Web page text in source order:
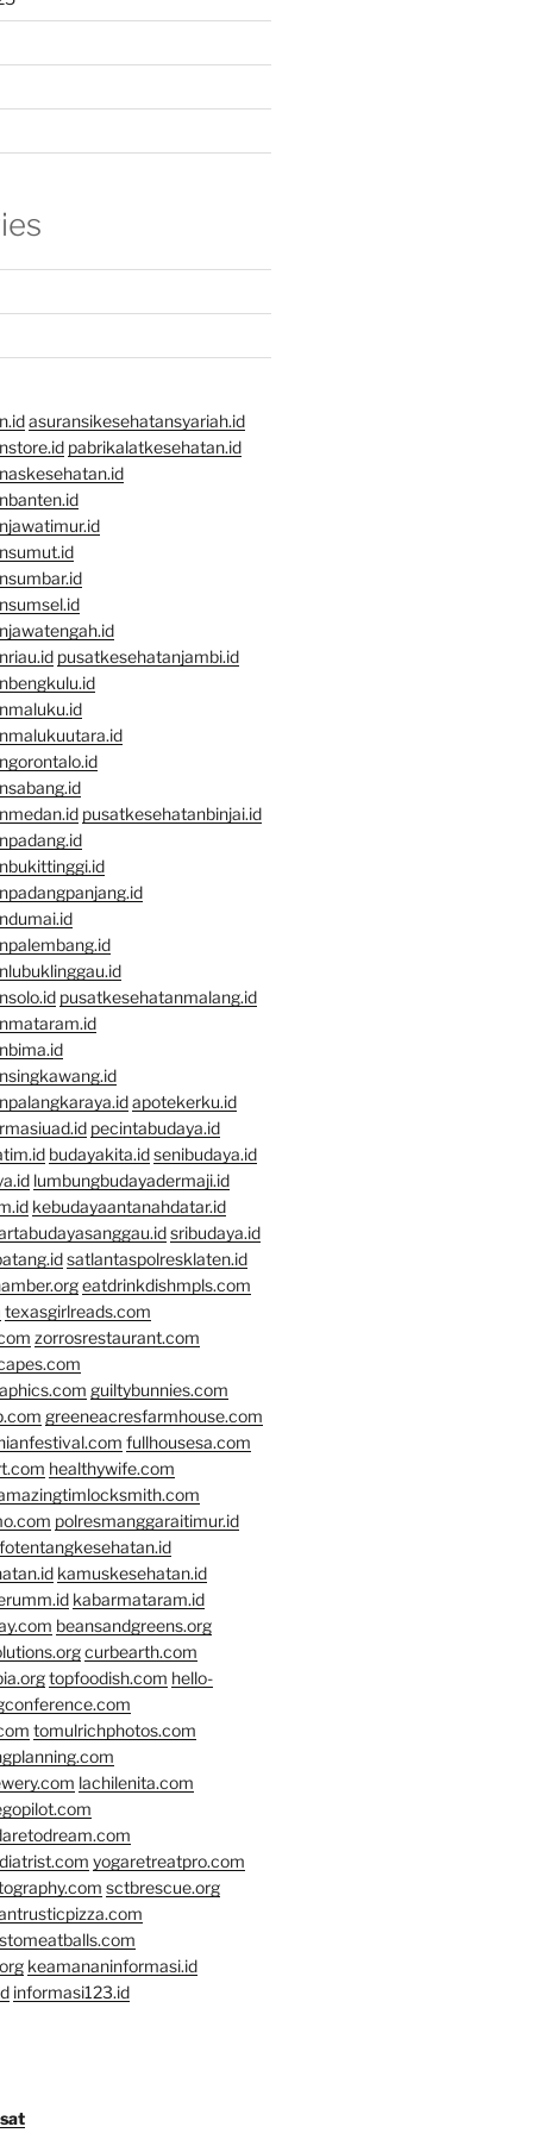
asuransikesehatansyariah.id
pabrikalatkesehatan.id
pusatkesehatanjambi.id
pusatkesehatanbinjai.id
pusatkesehatanmalang.id
apotekerku.id
pecintabudaya.id
budayakita.id senibudaya.id
lumbungbudayadermaji.id
kebudayaantanahdatar.id
sribudaya.id
satlantaspolresklaten.id
eatdrinkdishmpls.com
texasgirlreads.com
zorrosrestaurant.com
guiltybunnies.com
greeneacresfarmhouse.com
fullhousesa.com
healthywife.com
polresmanggaraitimur.id
kamuskesehatan.id
kabarmataram.id
beansandgreens.org
curbearth.com
topfoodish.com hello-
tomulrichphotos.com
lachilenita.com
yogaretreatpro.com
sctbrescue.org
keamananinformasi.id
informasi123.id